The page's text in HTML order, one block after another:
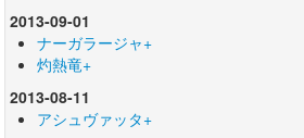
2013-09-01
ナーガラージャ+
灼熱竜+
2013-08-11
アシュヴァッタ+